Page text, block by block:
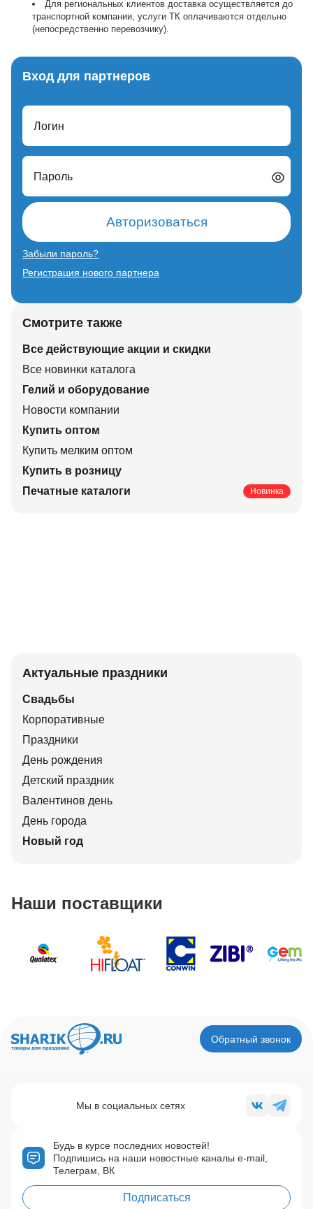
Для региональных клиентов доставка осуществляется до
транспортной компании, услуги ТК оплачиваются отдельно
(непосредственно перевозчику).
Вход для партнеров
Логин
Пароль
Авторизоваться
Забыли пароль?
Регистрация нового партнера
Смотрите также
Все действующие акции и скидки
Все новинки каталога
Гелий и оборудование
Новости компании
Купить оптом
Купить мелким оптом
Купить в розницу
Печатные каталоги
Новинка
Актуальные праздники
Свадьбы
Корпоративные
Праздники
День рождения
Детский праздник
Валентинов день
День города
Новый год
Наши поставщики
Обратный звонок
Будь в курсе последних новостей!
Подпишись на наши новостные каналы e-mail,
Телеграм, ВК
Подписаться
Мы в социальных сетях